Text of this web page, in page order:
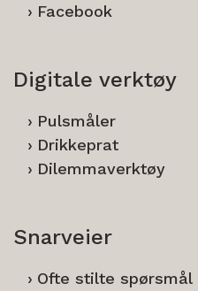
Facebook
Digitale verktøy
Pulsmåler
Drikkeprat
Dilemmaverktøy
Snarveier
Ofte stilte spørsmål